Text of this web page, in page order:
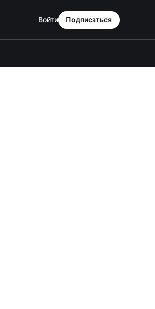
Войти Подписаться